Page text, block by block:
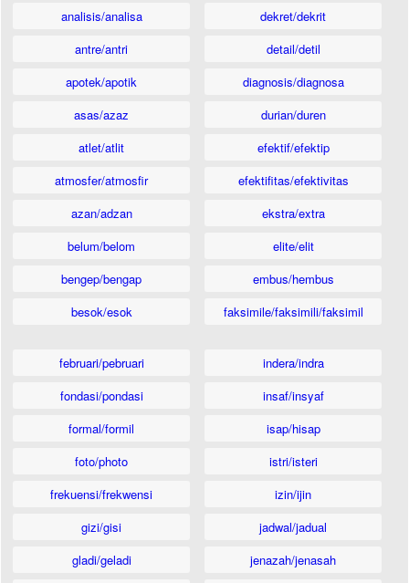
analisis/analisa
antre/antri
apotek/apotik
asas/azaz
atlet/atlit
atmosfer/atmosfir
azan/adzan
belum/belom
bengep/bengap
besok/esok
dekret/dekrit
detail/detil
diagnosis/diagnosa
durian/duren
efektif/efektip
efektifitas/efektivitas
ekstra/extra
elite/elit
embus/hembus
faksimile/faksimili/faksimil
februari/pebruari
fondasi/pondasi
formal/formil
foto/photo
frekuensi/frekwensi
gizi/gisi
gladi/geladi
indera/indra
insaf/insyaf
isap/hisap
istri/isteri
izin/ijin
jadwal/jadual
jenazah/jenasah